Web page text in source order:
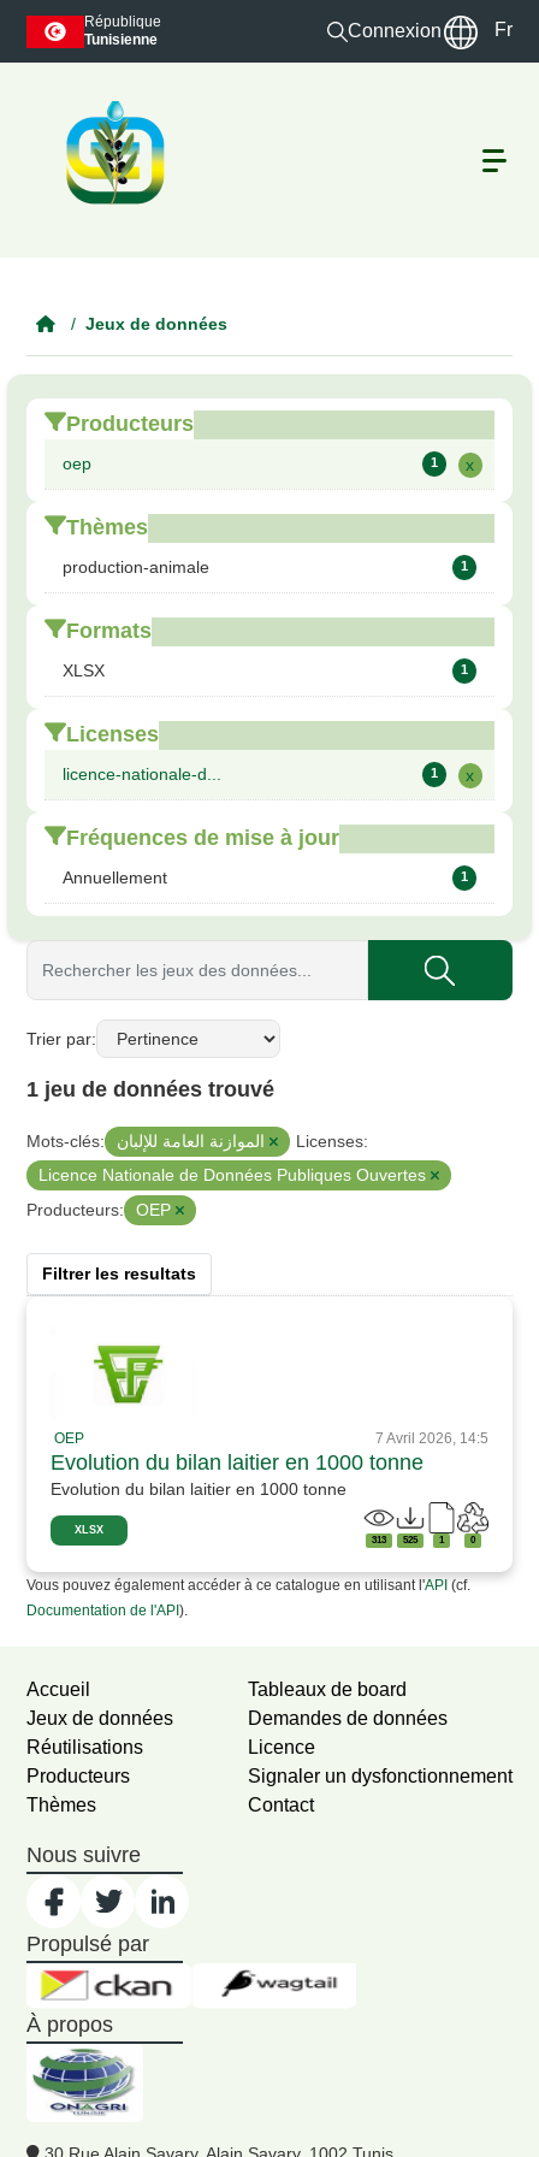
Skip to main content
République
Tunisienne
Connexion Fr
Jeux de données
Producteurs
oep 1 x
Thèmes
production-animale 1
Formats
XLSX 1
Licenses
licence-nationale-d... 1 x
Fréquences de mise à jour
Annuellement 1
Trier par
1 jeu de données trouvé
Mots-clés: الموازنة العامة للإلبان
Licenses:
Licence Nationale de Données Publiques Ouvertes
Producteurs:
OEP
Filtrer les resultats
OEP 7 Avril 2026, 14:5
Evolution du bilan laitier en 1000 tonne
Evolution du bilan laitier en 1000 tonne
XLSX
313 525 1 0
Vous pouvez également accéder à ce catalogue en utilisant l'API (cf.
Documentation de l'API).
Accueil
Jeux de données
Réutilisations
Producteurs
Thèmes
Tableaux de board
Demandes de données
Licence
Signaler un dysfonctionnement
Contact
Nous suivre
Propulsé par
À propos